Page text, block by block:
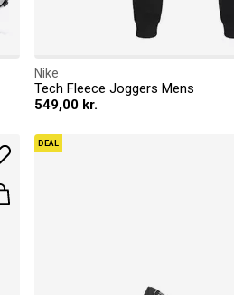
Nike
Tech Fleece Joggers Mens
549,00 kr.
DEAL